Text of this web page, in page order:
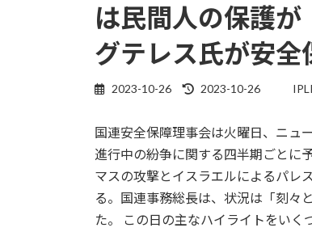
は民間人の保護
グテレス氏が安
2023-10-26
最
新
日
:
2023-10-26
国連安全保障理事会は火曜日、ニュ
進行中の紛争に関する四半期ごとに
マスの攻撃とイスラエルによるパレ
る。国連事務総長は、状況は「刻々
た。 この日の主なハイライトをいく